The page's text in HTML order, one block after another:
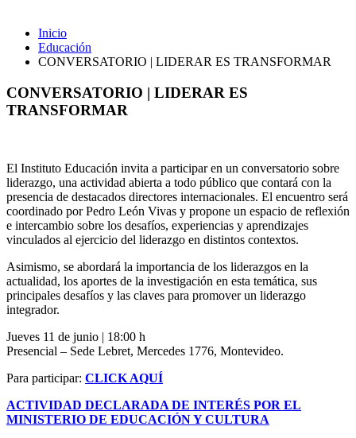
Inicio
Educación
CONVERSATORIO | LIDERAR ES TRANSFORMAR
CONVERSATORIO | LIDERAR ES
TRANSFORMAR
El Instituto Educación invita a participar en un conversatorio sobre
liderazgo, una actividad abierta a todo público que contará con la
presencia de destacados directores internacionales. El encuentro será
coordinado por Pedro León Vivas y propone un espacio de reflexión
e intercambio sobre los desafíos, experiencias y aprendizajes
vinculados al ejercicio del liderazgo en distintos contextos.
Asimismo, se abordará la importancia de los liderazgos en la
actualidad, los aportes de la investigación en esta temática, sus
principales desafíos y las claves para promover un liderazgo
integrador.
Jueves 11 de junio | 18:00 h
Presencial – Sede Lebret, Mercedes 1776, Montevideo.
Para participar: CLICK AQUÍ
ACTIVIDAD DECLARADA DE INTERÉS POR EL
MINISTERIO DE EDUCACIÓN Y CULTURA